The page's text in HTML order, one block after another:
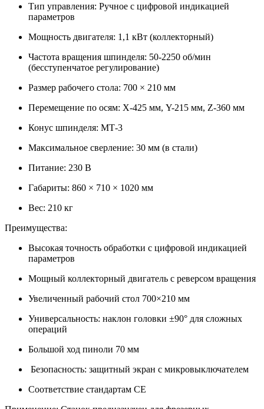
Тип управления: Ручное с цифровой индикацией
параметров
Мощность двигателя: 1,1 кВт (коллекторный)
Частота вращения шпинделя: 50-2250 об/мин
(бесступенчатое регулирование)
Размер рабочего стола: 700 × 210 мм
Перемещение по осям: X-425 мм, Y-215 мм, Z-360 мм
Конус шпинделя: МТ-3
Максимальное сверление: 30 мм (в стали)
Питание: 230 В
Габариты: 860 × 710 × 1020 мм
Вес: 210 кг
Преимущества:
Высокая точность обработки с цифровой индикацией
параметров
Мощный коллекторный двигатель с реверсом вращения
Увеличенный рабочий стол 700×210 мм
Универсальность: наклон головки ±90° для сложных
операций
Большой ход пиноли 70 мм
Безопасность: защитный экран с микровыключателем
Соответствие стандартам СЕ